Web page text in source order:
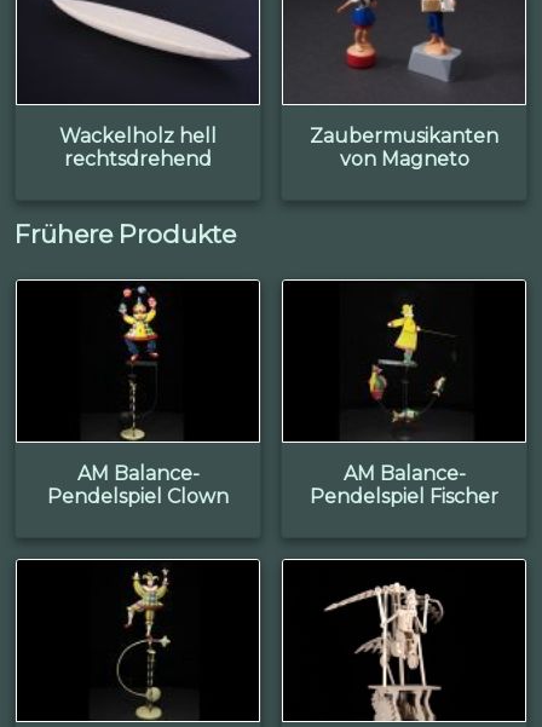
Wackelholz hell
rechtsdrehend
Zaubermusikanten
von Magneto
Frühere Produkte
AM Balance-
Pendelspiel Clown
AM Balance-
Pendelspiel Fischer